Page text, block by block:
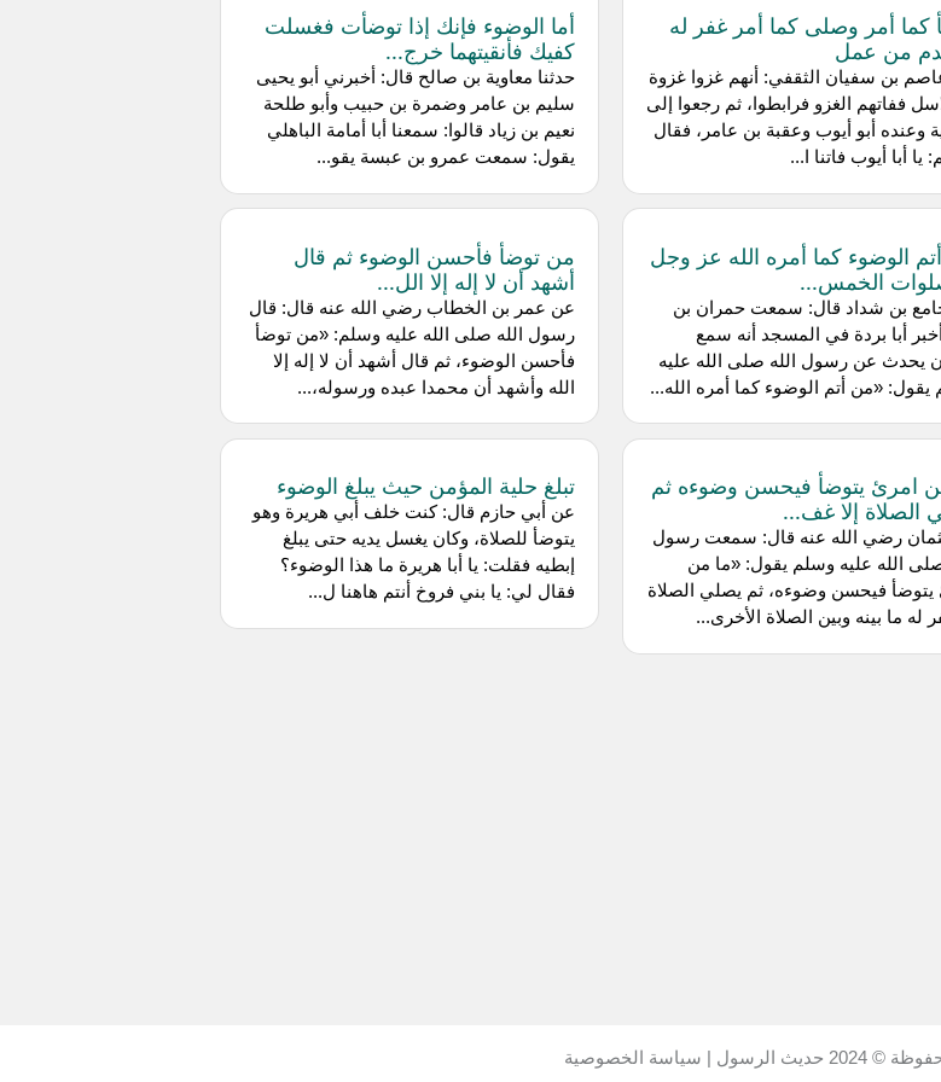
كما أمر وصلى كما أمر غفر له
من عمل
بن سفيان الثقفي: أنهم غزوا غزوة
ففاتهم الغزو فرابطوا، ثم رجعوا إلى
وعنده أبو أيوب وعقبة بن عامر، فقال
يا أبا أيوب فاتنا ا...
الوضوء كما أمره الله عز وجل
الخمس...
بن شداد قال: سمعت حمران بن
أبا بردة في المسجد أنه سمع
يحدث عن رسول الله صلى الله عليه
يقول: «من أتم الوضوء كما أمره الله...
امرئ يتوضأ فيحسن وضوءه ثم
الصلاة إلا غف...
رضي الله عنه قال: سمعت رسول
صلى الله عليه وسلم يقول: «ما من
يتوضأ فيحسن وضوءه، ثم يصلي الصلاة
له ما بينه وبين الصلاة الأخرى...
أما الوضوء فإنك إذا توضأت فغسلت
كفيك فأنقيتهما خرج...
حدثنا معاوية بن صالح قال: أخبرني أبو يحيى
سليم بن عامر وضمرة بن حبيب وأبو طلحة
نعيم بن زياد قالوا: سمعنا أبا أمامة الباهلي
يقول: سمعت عمرو بن عبسة يقو...
من توضأ فأحسن الوضوء ثم قال
أشهد أن لا إله إلا الل...
عن عمر بن الخطاب رضي الله عنه قال: قال
رسول الله صلى الله عليه وسلم: «من توضأ
فأحسن الوضوء، ثم قال أشهد أن لا إله إلا
الله وأشهد أن محمدا عبده ورسوله،...
تبلغ حلية المؤمن حيث يبلغ الوضوء
عن أبي حازم قال: كنت خلف أبي هريرة وهو
يتوضأ للصلاة، وكان يغسل يديه حتى يبلغ
إبطيه فقلت: يا أبا هريرة ما هذا الوضوء؟
فقال لي: يا بني فروخ أنتم هاهنا ل...
© 2024 حديث الرسول | سياسة الخصوصية